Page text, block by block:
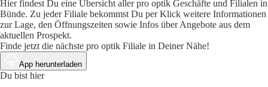
Hier findest Du eine Übersicht aller pro optik Geschäfte und Filialen in
Bünde. Zu jeder Filiale bekommst Du per Klick weitere Informationen
zur Lage, den Öffnungszeiten sowie Infos über Angebote aus dem
aktuellen Prospekt.
Finde jetzt die nächste pro optik Filiale in Deiner Nähe!
App herunterladen
Du bist hier